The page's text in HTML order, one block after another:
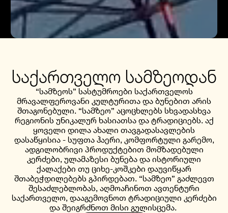
საქართველო სამზეოდან
“სამზეოს” სასტუმროები საქართველოს
მრავალფეროვანი კულტურითა და ბუნებით არის
შთაგონებული. “სამზეო” აცოცხლებს სხვადასხვა
რეგიონის უნიკალურ ხასიათსა და ტრადიციებს. აქ
ყოველი დილა ახალი თავგადასავლების
დასაწყისია - სუფთა ჰაერი, კომფორტული გარემო,
ადგილობრივი პროდუქტებით მომზადებული
კერძები, ულამაზესი ბუნება და ისტორიული
ქალაქები თუ ციხე-კოშკები დაუვიწყარ
შთაბეჭდილებებს გპირდებათ. “სამზეო” გაძლევთ
შესაძლებლობას, აღმოაჩინოთ ავთენტური
საქართველო, დააგემოვნოთ ტრადიციული კერძები
და შეიგრძნოთ მისი გულისცემა.